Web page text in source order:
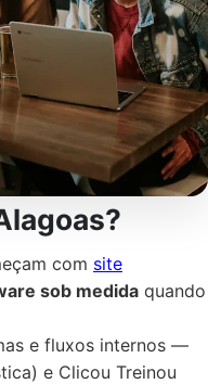
com site
sob medida quando
e fluxos internos —
e Clicou Treinou